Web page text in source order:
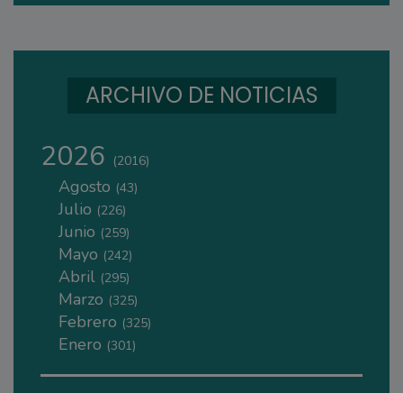
ARCHIVO DE NOTICIAS
2026 (2016)
Agosto (43)
Julio (226)
Junio (259)
Mayo (242)
Abril (295)
Marzo (325)
Febrero (325)
Enero (301)